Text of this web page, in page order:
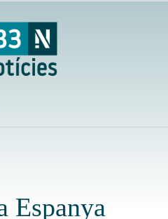
Espanya